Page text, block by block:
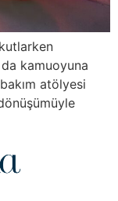
kamuoyuna
atölyesi